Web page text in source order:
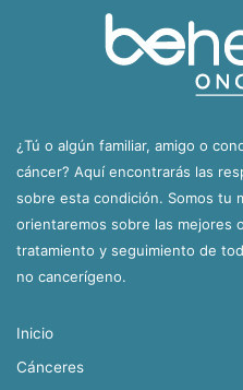
¿Tú o algún familiar, amigo o
cáncer? Aquí encontrarás las
sobre esta condición. Somos tu
orientaremos sobre las mejores
tratamiento y seguimiento de
no cancerígeno.
Inicio
Cánceres